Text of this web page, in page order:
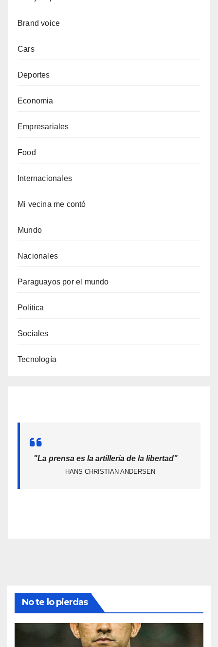
Brand voice
Cars
Deportes
Economia
Empresariales
Food
Internacionales
Mi vecina me contó
Mundo
Nacionales
Paraguayos por el mundo
Politica
Sociales
Tecnología
"La prensa es la artillería de la libertad"
HANS CHRISTIAN ANDERSEN
No te lo pierdas